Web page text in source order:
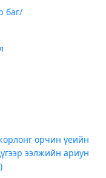
баг/
орчин үеийн
ээлжийн ариун